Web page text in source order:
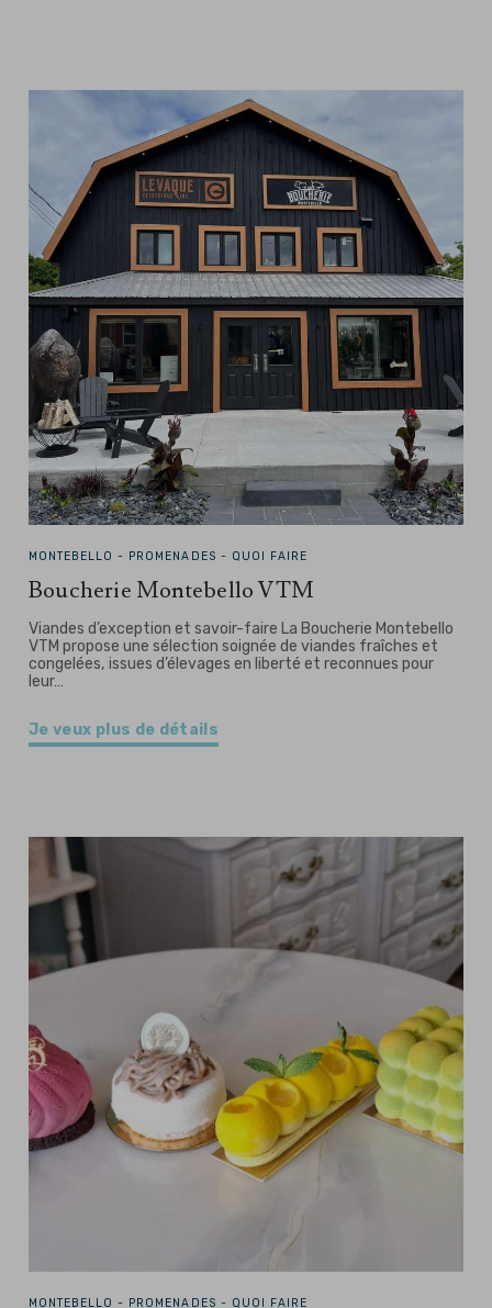
MONTEBELLO - PROMENADES - QUOI FAIRE
Boucherie Montebello VTM
Viandes d’exception et savoir-faire La Boucherie Montebello
VTM propose une sélection soignée de viandes fraîches et
congelées, issues d’élevages en liberté et reconnues pour
leur…
Je veux plus de détails
MONTEBELLO - PROMENADES - QUOI FAIRE